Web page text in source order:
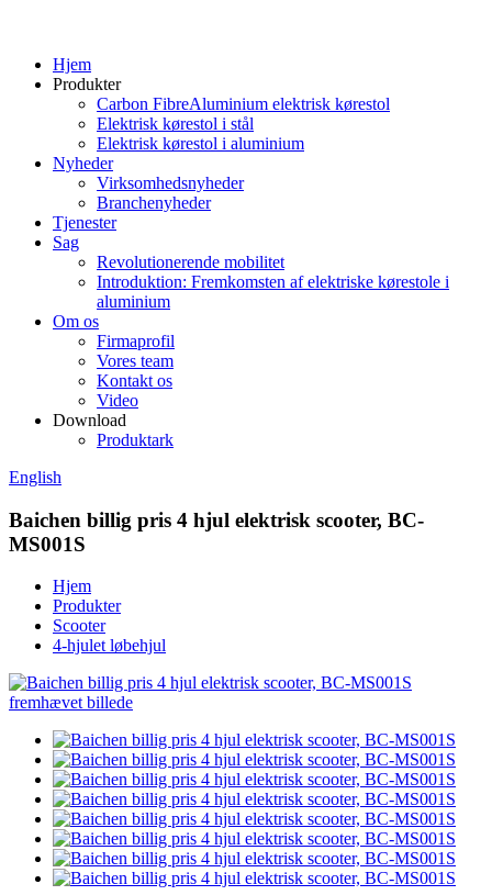
Hjem
Produkter
Carbon FibreAluminium elektrisk kørestol
Elektrisk kørestol i stål
Elektrisk kørestol i aluminium
Nyheder
Virksomhedsnyheder
Branchenyheder
Tjenester
Sag
Revolutionerende mobilitet
Introduktion: Fremkomsten af ​​elektriske kørestole i
aluminium
Om os
Firmaprofil
Vores team
Kontakt os
Video
Download
Produktark
English
Baichen billig pris 4 hjul elektrisk scooter, BC-
MS001S
Hjem
Produkter
Scooter
4-hjulet løbehjul